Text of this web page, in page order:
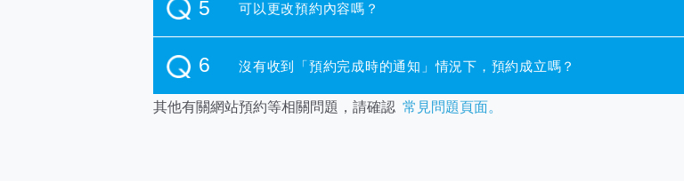
可以更改預約內容嗎？
沒有收到「預約完成時的通知」情況下，預約成立嗎？
其他有關網站預約等相關問題，請確認 常見問題頁面。